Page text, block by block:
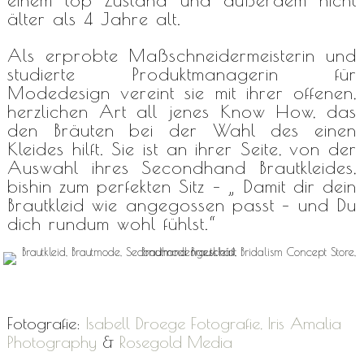
älter als 4 Jahre alt.
Als erprobte Maßschneidermeisterin und
studierte Produktmanagerin für
Modedesign vereint sie mit ihrer offenen,
herzlichen Art all jenes Know How, das
den Bräuten bei der Wahl des einen
Kleides hilft. Sie ist an ihrer Seite, von der
Auswahl ihres Secondhand Brautkleides,
bishin zum perfekten Sitz – „ Damit dir dein
Brautkleid wie angegossen passt – und Du
dich rundum wohl fühlst.“
Fotografie: Isabell Droege Fotografie, Iris Amalia
Photography & Rosegold Media